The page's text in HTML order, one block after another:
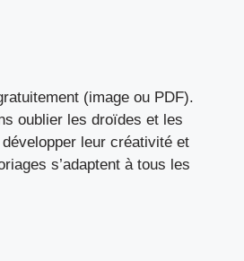
(image ou PDF).
oublier les droïdes et les
leur créativité et
s’adaptent à tous les